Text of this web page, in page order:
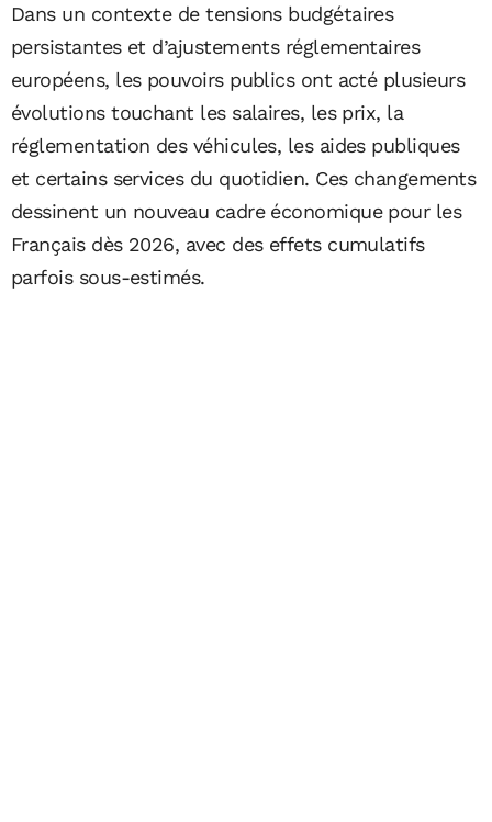
Dans un contexte de tensions budgétaires
persistantes et d’ajustements réglementaires
européens, les pouvoirs publics ont acté plusieurs
évolutions touchant les salaires, les prix, la
réglementation des véhicules, les aides publiques
et certains services du quotidien. Ces changements
dessinent un nouveau cadre économique pour les
Français dès 2026, avec des effets cumulatifs
parfois sous-estimés.